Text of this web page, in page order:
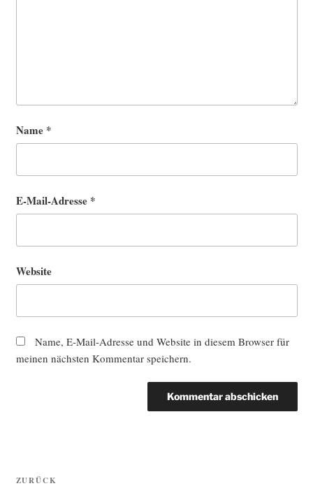
Name *
E-Mail-Adresse *
Website
Name, E-Mail-Adresse und Website in diesem Browser für
meinen nächsten Kommentar speichern.
Beitragsnavigation
Vorheriger
ZURÜCK